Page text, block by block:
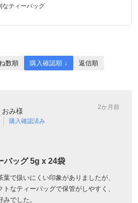
なティーバッグ
数順 購入確認順 ↓
返信順
おみ様
購入確認済み
2か月前
バッグ 5g x 24袋
で扱いにくい印象がありましたが、
なティーバッグで保管がしやすく、
でした。